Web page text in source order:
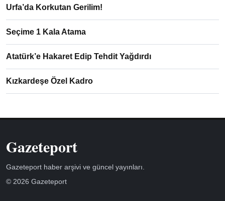
Urfa’da Korkutan Gerilim!
Seçime 1 Kala Atama
Atatürk’e Hakaret Edip Tehdit Yağdırdı
Kızkardeşe Özel Kadro
Gazeteport
Gazeteport haber arşivi ve güncel yayınları.
© 2026 Gazeteport